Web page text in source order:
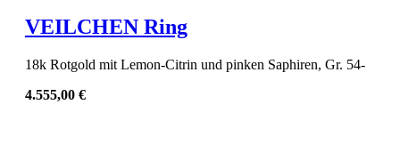
VEILCHEN Ring
18k Rotgold mit Lemon-Citrin und pinken Saphiren, Gr. 54-
4.555,00 €